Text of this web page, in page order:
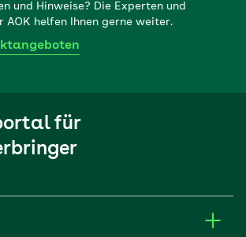
und Hinweise? Die Experten und
AOK helfen Ihnen gerne weiter.
für